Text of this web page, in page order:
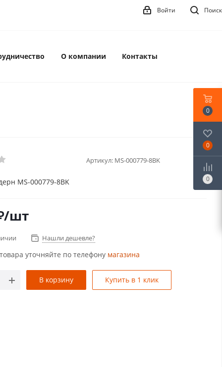
Поиск
Войти
О компании Контакты
Артикул: MS-000779-8BK
MS-000779-8BK
/шт
Нашли дешевле?
уточняйте по телефону магазина
В корзину Купить в 1 клик
0
0
0